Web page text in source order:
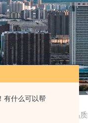
有什么可以帮
精准高效保障石油品